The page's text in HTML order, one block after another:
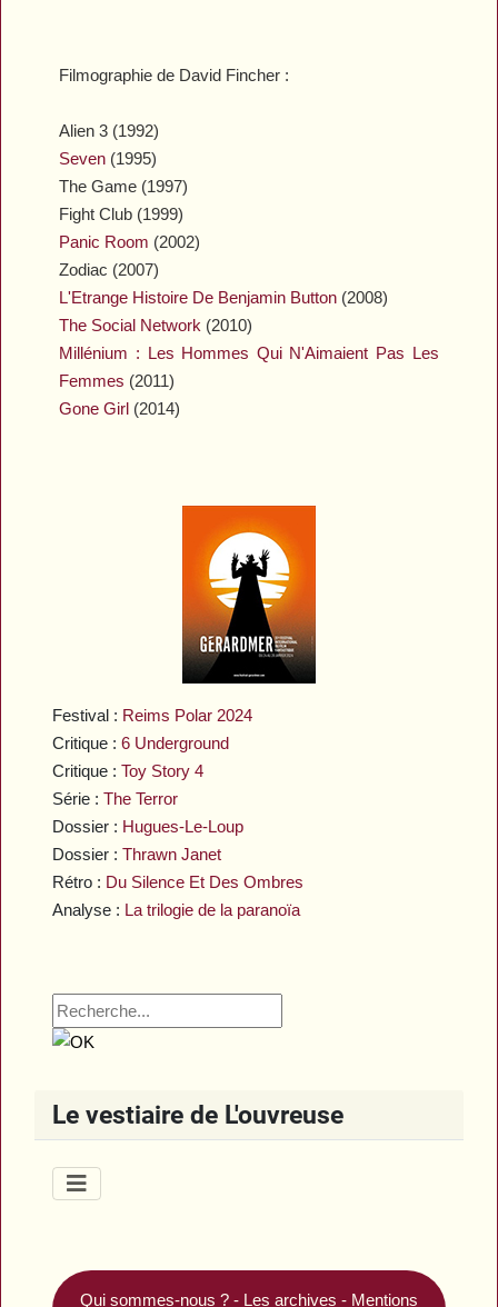
Festival : Reims Polar 2024
Critique :6 Underground
Critique :Toy Story 4
Série :The Terror
Dossier : Hugues-Le-Loup
Dossier :Thrawn Janet
Rétro : Du Silence Et Des Ombres
Analyse : La trilogie de la paranoïa
Le vestiaire de L'ouvreuse
Filmographie de David Fincher :
Alien 3 (1992)
Seven (1995)
The Game (1997)
Fight Club (1999)
Panic Room (2002)
Zodiac (2007)
L'Etrange Histoire De Benjamin Button (2008)
The Social Network (2010)
Millénium : Les Hommes Qui N'Aimaient Pas Les
Femmes (2011)
Gone Girl (2014)
Qui sommes-nous ? - Les archives - Mentions